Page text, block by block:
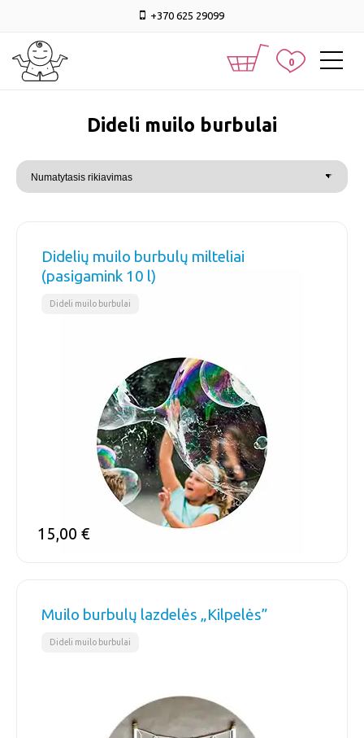
+370 625 29099
0
dideli muilo burbulai
Didelių muilo burbulų milteliai
(pasigamink 10 l)
Dideli muilo burbulai
15,00 €
Muilo burbulų lazdelės „Kilpelės”
Dideli muilo burbulai